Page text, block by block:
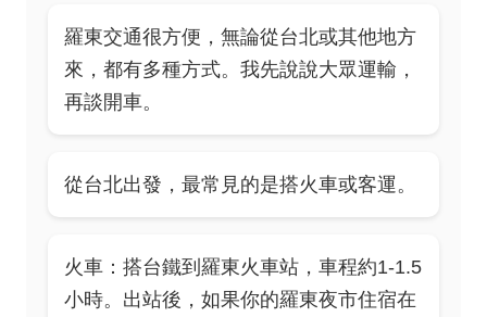
羅東交通很方便，無論從台北或其他地方
來，都有多種方式。我先說說大眾運輸，
再談開車。
從台北出發，最常見的是搭火車或客運。
火車：搭台鐵到羅東火車站，車程約1-1.5
小時。出站後，如果你的羅東夜市住宿在